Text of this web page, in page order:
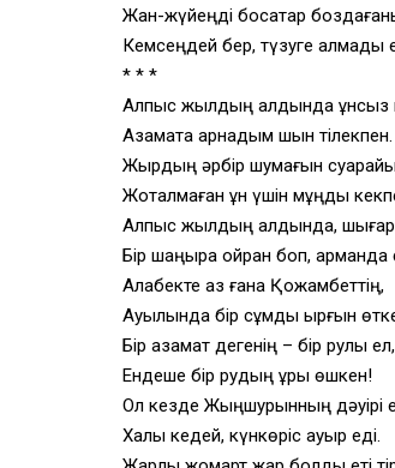
Жан-жүйеңді босатар
Кемсеңдей бер, түзуге қалмады
* * *
Алпыс жылдың алдында
Азаматқа арнадым шын тілекпен.
Жырдың әрбір шумағын
Жоқталмаған құн үшін мұңды
Алпыс жылдың алдында,
Бір шаңырақ ойран боп, арманда
Алқабекте аз ғана Қожамбеттің,
Ауылында бір сұмдық қырғын
Бір азамат дегенің – бір рулы ел,
Ендеше бір рудың ұрқы өшкен!
Ол кезде Жыңшурынның дәуірі
Халық кедей, күнкөріс ауыр еді.